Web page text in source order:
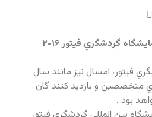
گردشگري فيتور ۲۰۱۶
فيتور، امسال نيز مانند سال
متخصصين و بازديد كنند گان
بود .